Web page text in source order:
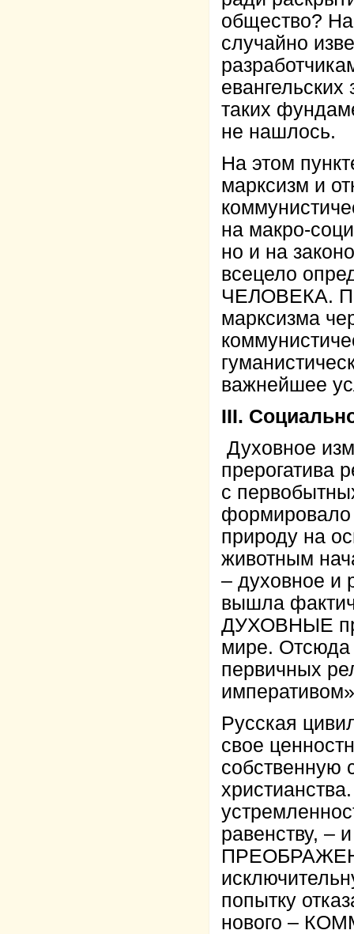
общество? На
случайно
таких
не нашлось.
На этом
марксизм и
на макро-
но и на
всецело
ЧЕЛОВЕКА.
марксизма
важнейшее
III.
Духовное
прерогатива
с
природу на
животным
– духовное и
вышла
ДУХОВНЫЕ
мире. Отсюда
первичных
Русская
свое
собственную
равенству, –
попытку
нового –